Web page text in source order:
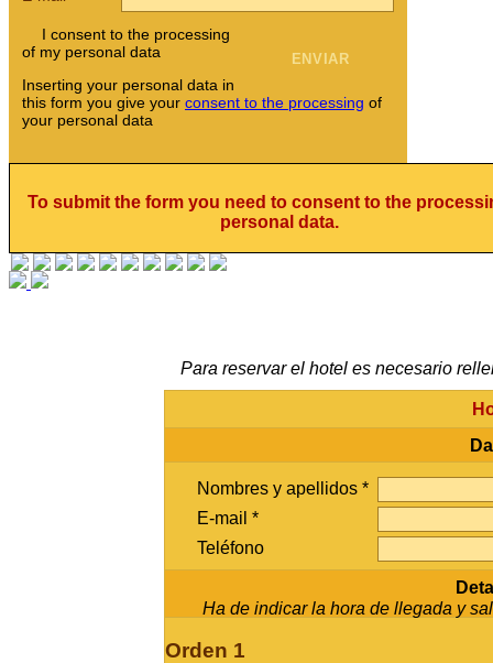
I consent to the processing
of my personal data
Inserting your personal data in
this form you give your consent to the processing of
your personal data
To submit the form you need to consent to the
personal data.
Para reservar el hotel es necesario
Nombres y apellidos *
E-mail *
Teléfono
Ha de indicar la hora de llegada y
Orden 1